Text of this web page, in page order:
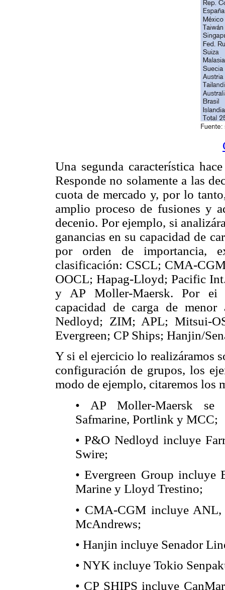
Una segunda característica
Responde no solamente a las
cuota de mercado y, por lo
amplio proceso de fusiones y
decenio. Por ejemplo, si
ganancias en su capacidad de
por orden de importancia,
clasificación: CSCL; CMA-
OOCL; Hapag-Lloyd; Pacific
y AP Moller-Maersk. Por ei
capacidad de carga de
Nedloyd; ZIM; APL; Mitsui-
Evergreen; CP Ships; Hanjin/
Y si el ejercicio lo realizáramos
configuración de grupos, los
modo de ejemplo, citaremos los
• AP Moller-Maersk se
Safmarine, Portlink y MCC;
• P&O Nedloyd incluye
Swire;
• Evergreen Group incluye
Marine y Lloyd Trestino;
• CMA-CGM incluye ANL,
McAndrews;
• Hanjin incluye Senador
• NYK incluye Tokio
• CP SHIPS incluye